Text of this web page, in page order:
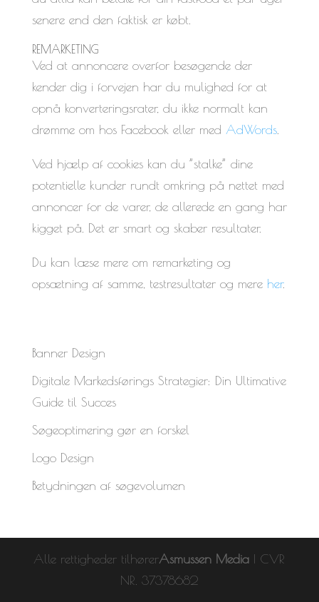
senere end den faktisk er købt.
REMARKETING
Ved at annoncere overfor besøgende der
kender dig i forvejen har du mulighed for at
opnå konverteringsrater, du ikke normalt kan
drømme om hos Facebook eller med AdWords.
Ved hjælp af cookies kan du ”stalke” dine
potentielle kunder rundt omkring på nettet med
annoncer for de varer, de allerede en gang har
kigget på. Det er smart og skaber resultater.
Du kan læse mere om remarketing og
opsætning af samme, testresultater og mere her.
Banner Design
Digitale Markedsførings Strategier: Din Ultimative
Guide til Succes
Søgeoptimering gør en forskel
Logo Design
Betydningen af søgevolumen
Alle rettigheder tilhørerAsmussen Media | CVR
NR. 37378682